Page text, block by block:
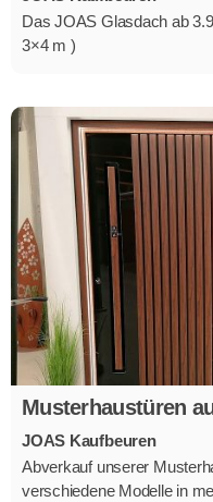
Das JOAS Glasdach ab
3×4 m )
Musterhaustüren
JOAS Kaufbeuren
Abverkauf unserer
verschiedene Modelle in